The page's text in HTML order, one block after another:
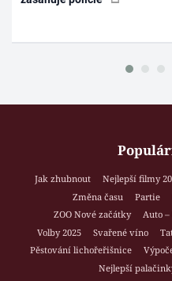
Jak zhubnout Nejlepší filmy
Změna času
Partie
ZOO Nové začátky
Auto –
Volby 2025
Svařené víno
Pěstování lichořeřišnice
Nejlepší